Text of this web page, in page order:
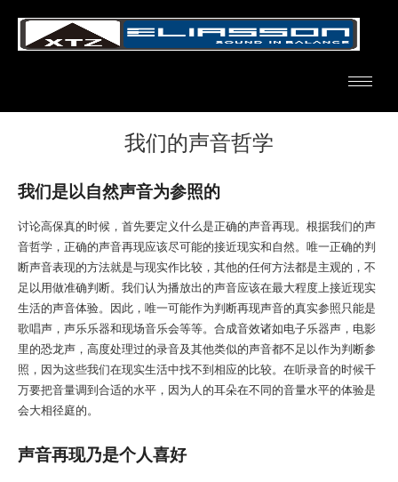
我们的声音哲学
我们是以自然声音为参照的
讨论高保真的时候，首先要定义什么是正确的声音再现。根据我们的声
音哲学，正确的声音再现应该尽可能的接近现实和自然。唯一正确的判
断声音表现的方法就是与现实作比较，其他的任何方法都是主观的，不
足以用做准确判断。我们认为播放出的声音应该在最大程度上接近现实
生活的声音体验。因此，唯一可能作为判断再现声音的真实参照只能是
歌唱声，声乐乐器和现场音乐会等等。合成音效诸如电子乐器声，电影
里的恐龙声，高度处理过的录音及其他类似的声音都不足以作为判断参
照，因为这些我们在现实生活中找不到相应的比较。在听录音的时候千
万要把音量调到合适的水平，因为人的耳朵在不同的音量水平的体验是
会大相径庭的。
声音再现乃是个人喜好